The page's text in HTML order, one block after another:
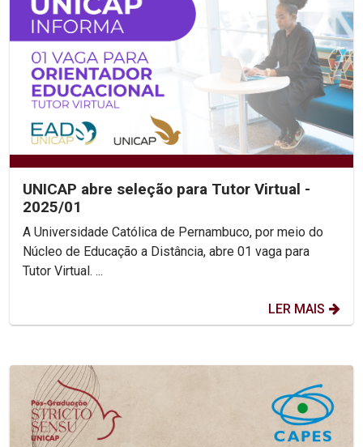
UNICAP abre seleção para Tutor Virtual -
2025/01
A Universidade Católica de Pernambuco, por meio do
Núcleo de Educação a Distância, abre 01 vaga para
Tutor Virtual. ...
LER MAIS